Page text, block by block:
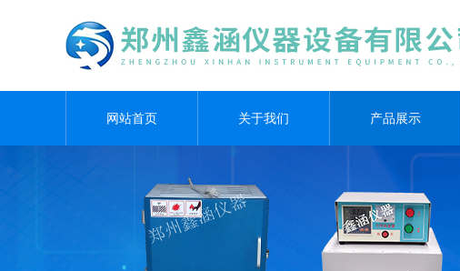
网站首页 关于我们 产品展示